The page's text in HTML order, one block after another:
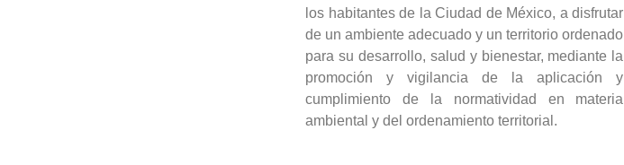
los habitantes de la Ciudad de México, a disfrutar
de un ambiente adecuado y un territorio ordenado
para su desarrollo, salud y bienestar, mediante la
promoción y vigilancia de la aplicación y
cumplimiento de la normatividad en materia
ambiental y del ordenamiento territorial.